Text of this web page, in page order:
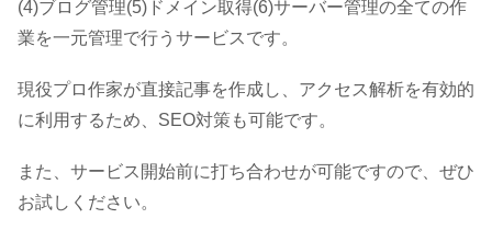
(4)ブログ管理(5)ドメイン取得(6)サーバー管理の全ての作
業を一元管理で行うサービスです。
現役プロ作家が直接記事を作成し、アクセス解析を有効的
に利用するため、SEO対策も可能です。
また、サービス開始前に打ち合わせが可能ですので、ぜひ
お試しください。